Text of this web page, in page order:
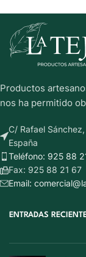
Productos
nos ha permitido
C/ Rafael
España
Teléfono: 925 88
Fax: 925 88 21 67
Email:
ENTRADAS